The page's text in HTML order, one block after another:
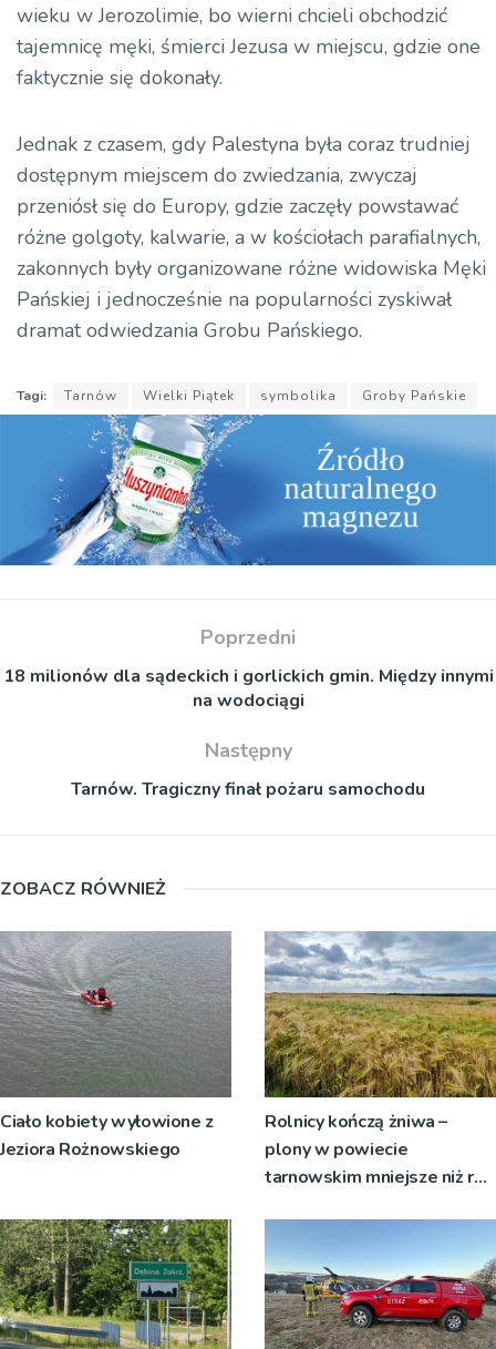
wieku w Jerozolimie, bo wierni chcieli obchodzić
tajemnicę męki, śmierci Jezusa w miejscu, gdzie one
faktycznie się dokonały.
Jednak z czasem, gdy Palestyna była coraz trudniej
dostępnym miejscem do zwiedzania, zwyczaj
przeniósł się do Europy, gdzie zaczęły powstawać
różne golgoty, kalwarie, a w kościołach parafialnych,
zakonnych były organizowane różne widowiska Męki
Pańskiej i jednocześnie na popularności zyskiwał
dramat odwiedzania Grobu Pańskiego.
Tagi: Tarnów Wielki Piątek symbolika Groby Pańskie
Poprzedni
18 milionów dla sądeckich i gorlickich gmin. Między innymi
na wodociągi
Następny
Tarnów. Tragiczny finał pożaru samochodu
ZOBACZ RÓWNIEŻ
Ciało kobiety wyłowione z
Jeziora Rożnowskiego
Rolnicy kończą żniwa –
plony w powiecie
tarnowskim mniejsze niż rok